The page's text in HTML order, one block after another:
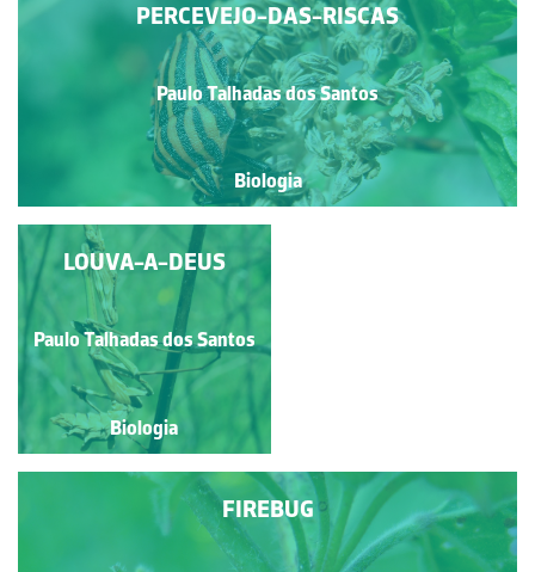
PERCEVEJO-DAS-RISCAS
Paulo Talhadas dos Santos
Biologia
GRILO-DO-CAMPO
Paulo Talhadas dos Santos
Biologia
FIREBUG
LOUVA-A-DEUS
Paulo Talhadas dos Santos
Biologia